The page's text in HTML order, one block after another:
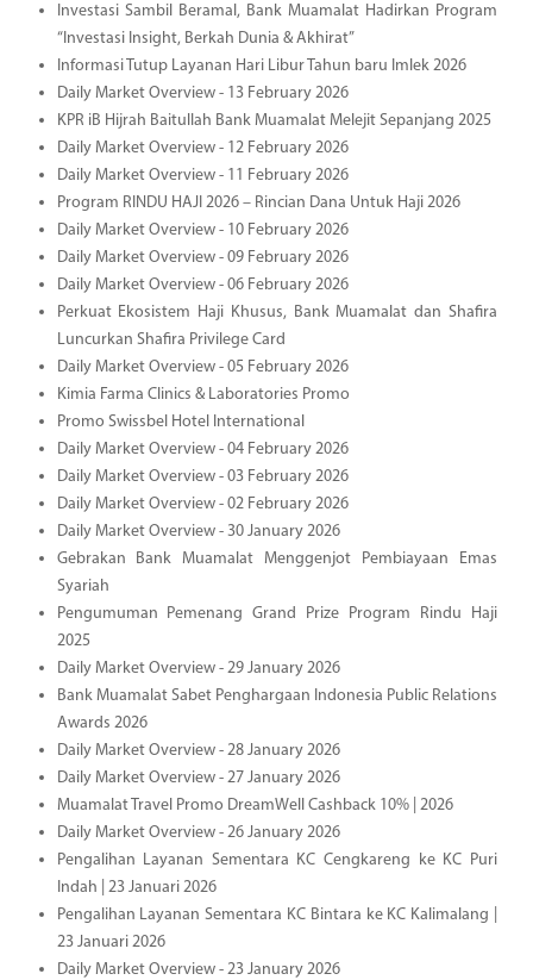
Investasi Sambil Beramal, Bank Muamalat Hadirkan Program
“Investasi Insight, Berkah Dunia & Akhirat”
Informasi Tutup Layanan Hari Libur Tahun baru Imlek 2026
Daily Market Overview - 13 February 2026
KPR iB Hijrah Baitullah Bank Muamalat Melejit Sepanjang 2025
Daily Market Overview - 12 February 2026
Daily Market Overview - 11 February 2026
Program RINDU HAJI 2026 – Rincian Dana Untuk Haji 2026
Daily Market Overview - 10 February 2026
Daily Market Overview - 09 February 2026
Daily Market Overview - 06 February 2026
Perkuat Ekosistem Haji Khusus, Bank Muamalat dan Shafira
Luncurkan Shafira Privilege Card
Daily Market Overview - 05 February 2026
Kimia Farma Clinics & Laboratories Promo
Promo Swissbel Hotel International
Daily Market Overview - 04 February 2026
Daily Market Overview - 03 February 2026
Daily Market Overview - 02 February 2026
Daily Market Overview - 30 January 2026
Gebrakan Bank Muamalat Menggenjot Pembiayaan Emas
Syariah
Pengumuman Pemenang Grand Prize Program Rindu Haji
2025
Daily Market Overview - 29 January 2026
Bank Muamalat Sabet Penghargaan Indonesia Public Relations
Awards 2026
Daily Market Overview - 28 January 2026
Daily Market Overview - 27 January 2026
Muamalat Travel Promo DreamWell Cashback 10% | 2026
Daily Market Overview - 26 January 2026
Pengalihan Layanan Sementara KC Cengkareng ke KC Puri
Indah | 23 Januari 2026
Pengalihan Layanan Sementara KC Bintara ke KC Kalimalang |
23 Januari 2026
Daily Market Overview - 23 January 2026